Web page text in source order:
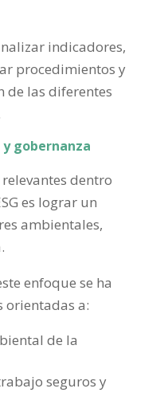
indicadores,
procedimientos y
las diferentes
gobernanza
dentro
es lograr un
ambientales,
enfoque se ha
orientadas a:
de la
seguros y